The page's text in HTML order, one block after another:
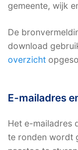
gemeente, wijk
De
download
overzicht
E-mailadres
Het e-mailadres
te ronden wordt